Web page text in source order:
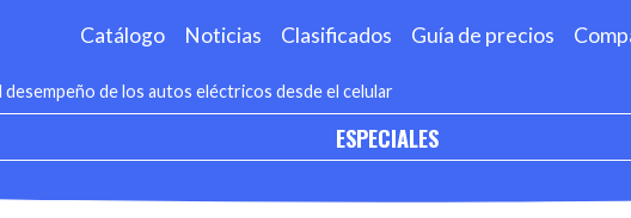
Catálogo Noticias Clasificados Guía de precios
de los autos eléctricos desde el celular
ESPECIALES